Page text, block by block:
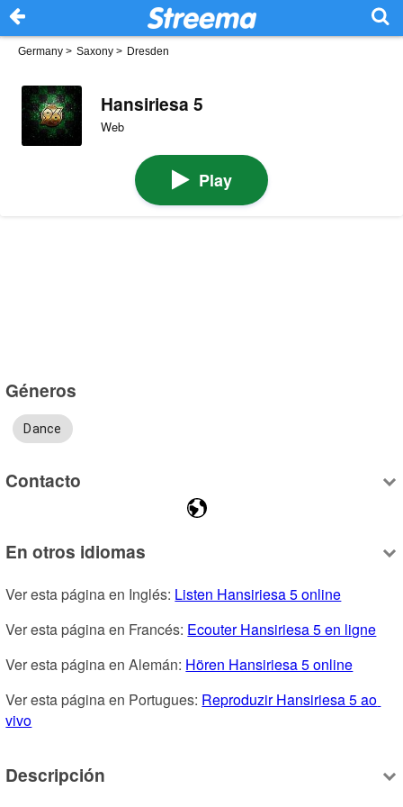
Germany > Saxony > Dresden
Hansiriesa 5
Web
Play
Géneros
Dance
Contacto
En otros idiomas
Ver esta página en Inglés: Listen Hansiriesa 5 online
Ver esta página en Francés: Ecouter Hansiriesa 5 en ligne
Ver esta página en Alemán: Hören Hansiriesa 5 online
Ver esta página en Portugues: Reproduzir Hansiriesa 5 ao
vivo
Descripción